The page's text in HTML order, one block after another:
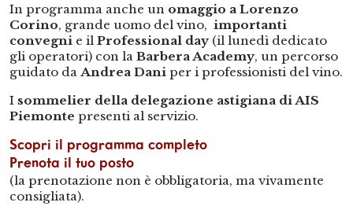
In programma anche un omaggio a Lorenzo
Corino, grande uomo del vino, importanti
convegni e il Professional day (il lunedì dedicato
gli operatori) con la Barbera Academy, un percorso
guidato da Andrea Dani per i professionisti del vino.
I sommelier della delegazione astigiana di AIS
Piemonte presenti al servizio.
Scopri il programma completo
Prenota il tuo posto
(la prenotazione non è obbligatoria, ma vivamente
consigliata).